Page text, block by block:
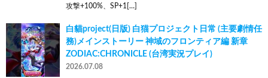
攻撃+100%、SP+1[…]
白貓project(日版) 白猫プロジェクト日常 (主要劇情任
務)メインストーリー 神域のフロンティア編 新章
ZODIAC:CHRONICLE (台湾実況プレイ)
2026.07.08